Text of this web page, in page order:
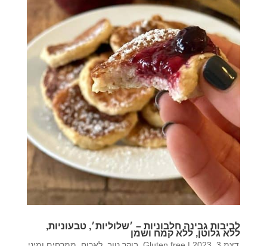
לביבות גבינה חלבוניות – ׳שלוליות׳, טבעוניות,
ללא גלוטן, ללא קמח ושמן